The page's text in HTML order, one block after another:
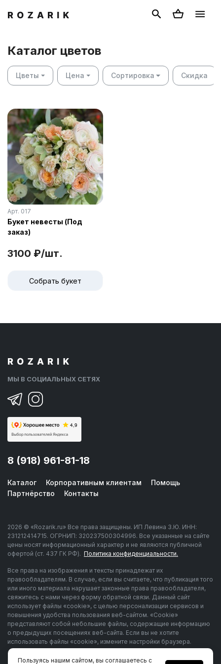
Каталог цветов
Цветы Цена Сортировка Скидка
Арт. 017
Букет невесты (Под
заказ)
3100 ₽/шт.
Собрать букет
МЫ В СОЦИАЛЬНЫХ СЕТЯХ
8 (918) 961-81-18
Каталог Корпоративным клиентам
Помощь
Партнёрство
Контакты
2026 © «Rozarik.ru» Все права защищены. ИП Левина З.Ю. ИНН:
231212414715. ОГРНИП: 320237500304996. Все указанные на сайте
цены носят информационный характер и не являются публичной
офертой (ст. 437 ГК РФ). Политика конфиденциальности.
Все права на изображения и тексты принадлежат их
правообладателям. В случае, если вы считаете, что публикация того
или иного материала нарушает законные права правообладателя,
свяжитесь с нами через форму обратной связи. Данный сайт
использует файлы «cookie», с целью персонализации сервисов и
повышения удобства пользования веб-сайтом. «Cookie»
представляют собой небольшие файлы, содержащие информацию
о предыдущих посещениях веб-сайта. Если вы не хотите
использовать файлы «cookie», измените настройки браузера.
*Instagram/WhatsApp/Facebook – продукты компании Meta
Пользуясь нашим сайтом, вы соглашаетесь с